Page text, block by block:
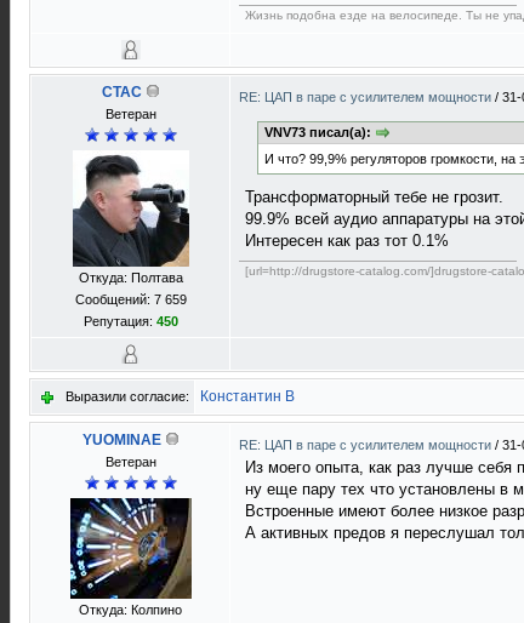
Жизнь подобна езде на велосипеде. Ты не
CTAC
Ветеран
Откуда: Полтава
Сообщений: 7 659
Репутация: 450
RE: ЦАП в паре с усилителем мощности / 31-
VNV73 писал(а):
И что? 99,9% регуляторов громкости,
Трансформаторный тебе не грозит.
99.9% всей аудио аппаратуры на
Интересен как раз тот 0.1%
[url=http://drugstore-catalog.com/]drugstore-
Выразили согласие: Константин В
YUOMINAE
Ветеран
Откуда: Колпино
RE: ЦАП в паре с усилителем мощности / 31-
Из моего опыта, как раз лучше
ну еще пару тех что установлены в
Встроенные имеют более низкое
А активных предов я переслушал